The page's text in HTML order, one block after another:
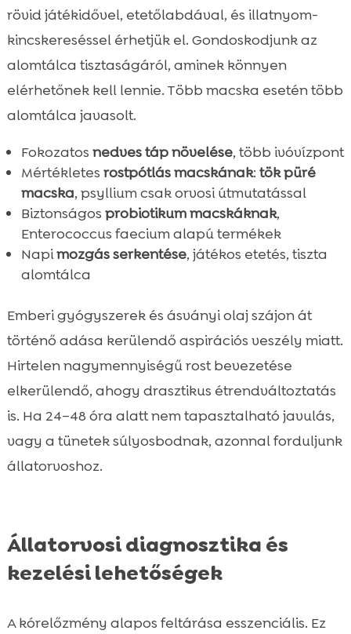
rövid játékidővel, etetőlabdával, és illatnyom-
kincskereséssel érhetjük el. Gondoskodjunk az
alomtálca tisztaságáról, aminek könnyen
elérhetőnek kell lennie. Több macska esetén több
alomtálca javasolt.
Fokozatos nedves táp növelése, több ivóvízpont
Mértékletes rostpótlás macskának: tök püré
macska, psyllium csak orvosi útmutatással
Biztonságos probiotikum macskáknak,
Enterococcus faecium alapú termékek
Napimozgás serkentése, játékos etetés, tiszta
alomtálca
Emberi gyógyszerek és ásványi olaj szájon át
történő adása kerülendő aspirációs veszély miatt.
Hirtelen nagymennyiségű rost bevezetése
elkerülendő, ahogy drasztikus étrendváltoztatás
is. Ha 24–48 óra alatt nem tapasztalható javulás,
vagy a tünetek súlyosbodnak, azonnal forduljunk
állatorvoshoz.
Állatorvosi diagnosztika és
kezelési lehetőségek
A kórelőzmény alapos feltárása esszenciális. Ez